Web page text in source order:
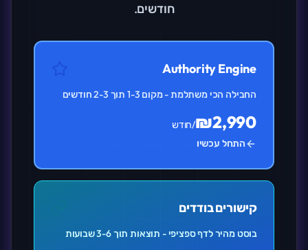
חודשים.
Authority Engine
החבילה הכי משתלמת - מקום 1-3 תוך 2-3 חודשים
₪2,990/חודש
התחל עכשיו
קישורים בודדים
בוסט מהיר לדף ספציפי - תוצאות תוך 3-6 שבועות